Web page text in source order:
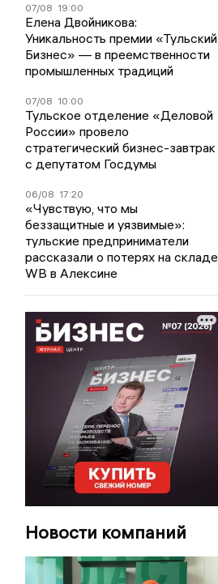
07/08 19:00
Елена Двойникова:
Уникальность премии «Тульский
Бизнес» — в преемственности
промышленных традиций
07/08 10:00
Тульское отделение «Деловой
России» провело
стратегический бизнес-завтрак
с депутатом Госдумы
06/08 17:20
«Чувствую, что мы
беззащитные и уязвимые»:
тульские предприниматели
рассказали о потерях на складе
WB в Алексине
Новости компаний